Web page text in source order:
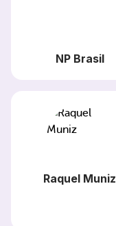
NP Brasil
Raquel Muniz